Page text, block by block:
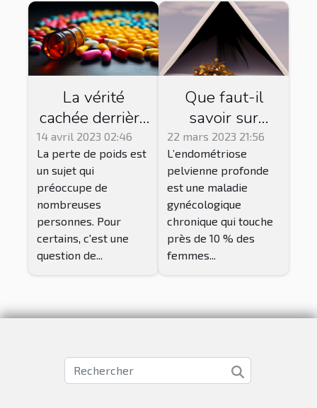
La vérité
cachée derrière
les
médicaments
pour maigrir
14 avril 2023 02:46
La perte de poids est
un sujet qui
préoccupe de
nombreuses
personnes. Pour
certains, c'est une
question de...
Que faut-il
savoir sur
l’endométriose
et comment la
soigner ?
22 mars 2023 21:56
L’endométriose
pelvienne profonde
est une maladie
gynécologique
chronique qui touche
près de 10 % des
femmes...